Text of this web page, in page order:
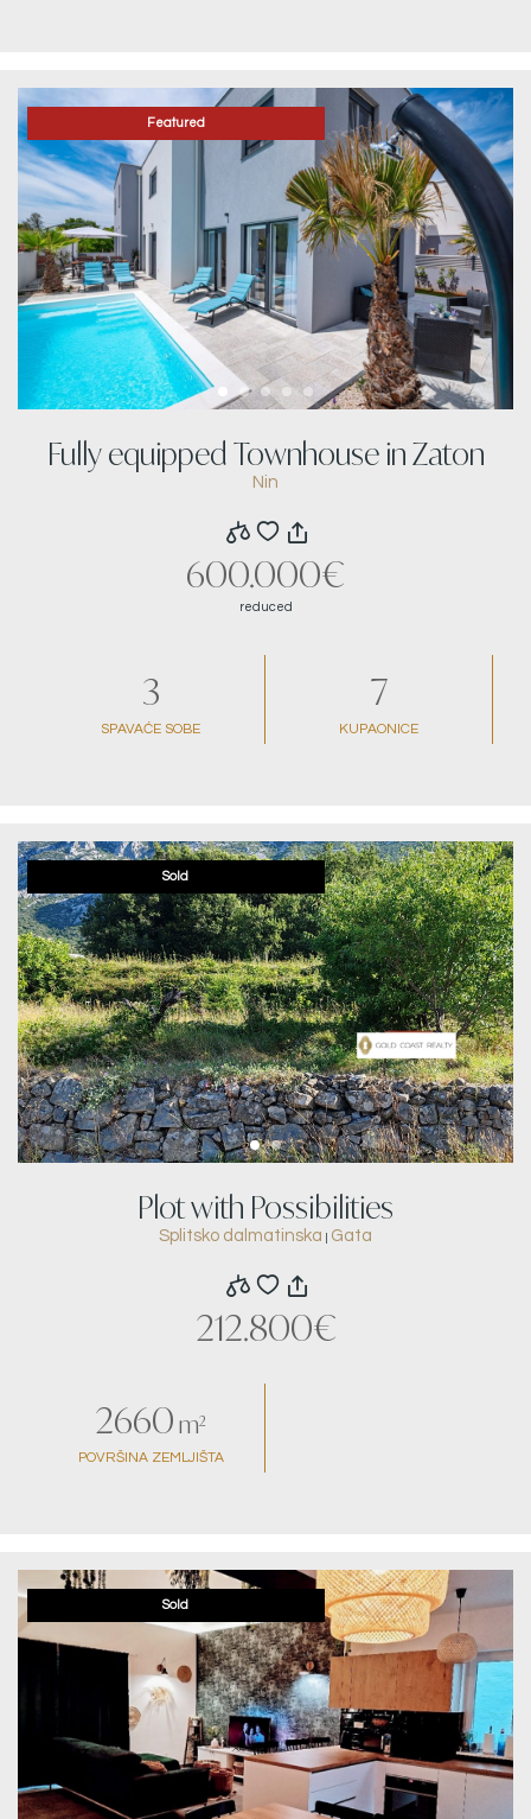
Featured
Fully equipped Townhouse in Zaton
Nin
600.000€
reduced
3
SPAVAĆE SOBE
7
KUPAONICE
Sold
Plot with Possibilities
Splitsko dalmatinska Gata
212.800€
2660 m²
POVRŠINA ZEMLJIŠTA
Sold